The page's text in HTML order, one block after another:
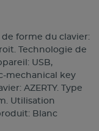
de forme du clavier:
Technologie de
USB,
mechanical key
AZERTY. Type
Utilisation
Blanc